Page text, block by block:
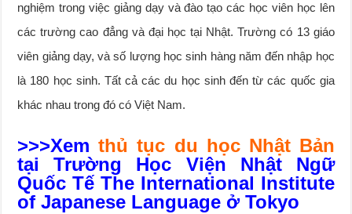
nghiệm trong việc giảng dạy và đào tạo các học viên học lên
các trường cao đẳng và đại học tại Nhật. Trường có 13 giáo
viên giảng dạy, và số lượng học sinh hàng năm đến nhập học
là 180 học sinh. Tất cả các du học sinh đến từ các quốc gia
khác nhau trong đó có Việt Nam.
>>>Xemthủ tục du học Nhật Bản
tại Trường Học Viện Nhật Ngữ
Quốc Tế The International Institute
of Japanese Language ở Tokyo